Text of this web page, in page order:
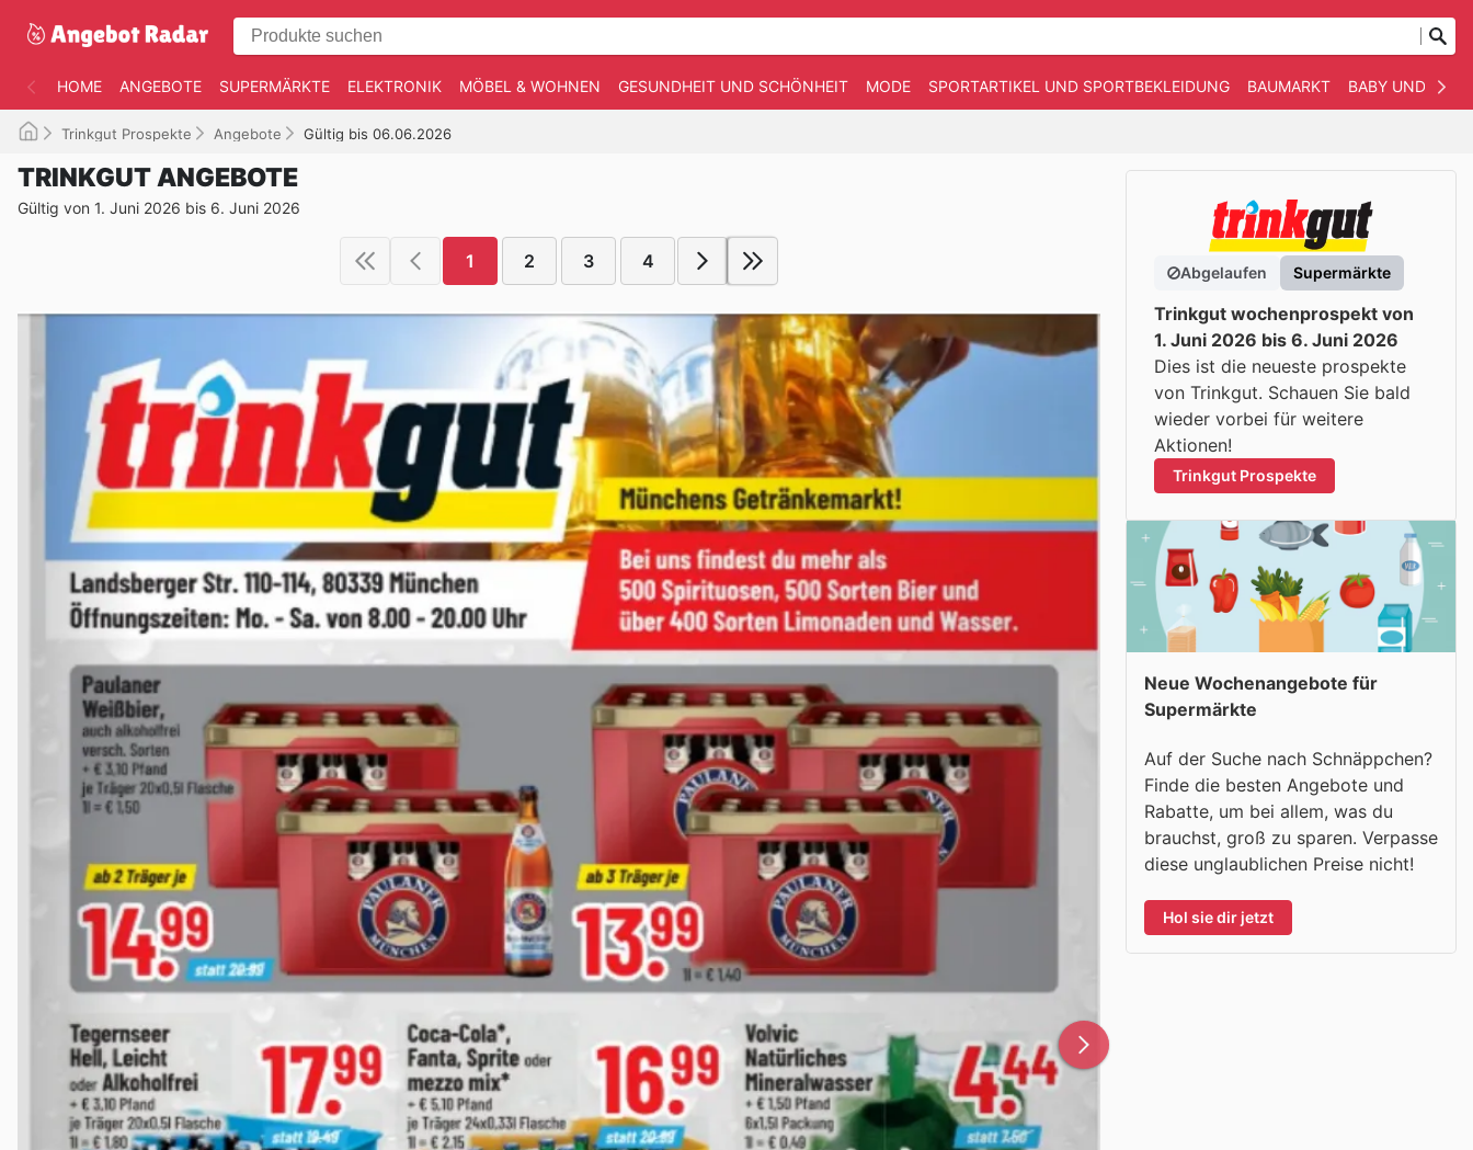
HOME ANGEBOTE SUPERMÄRKTE ELEKTRONIK MÖBEL & WOHNEN GESUNDHEIT UND SCHÖNHEIT MODE SPORTARTIKEL UND SPORTBEKLEIDUNG BAUMARKT BABY UND KIND
Trinkgut Prospekte Angebote Gültig bis 06.06.2026
TRINKGUT ANGEBOTE
Gültig von 1. Juni 2026 bis 6. Juni 2026
1 2 3 4
Abgelaufen Supermärkte
Trinkgut wochenprospekt von
1. Juni 2026 bis 6. Juni 2026
Dies ist die neueste prospekte
von Trinkgut. Schauen Sie bald
wieder vorbei für weitere
Aktionen!
Trinkgut Prospekte
Neue Wochenangebote für
Supermärkte
Auf der Suche nach Schnäppchen?
Finde die besten Angebote und
Rabatte, um bei allem, was du
brauchst, groß zu sparen. Verpasse
diese unglaublichen Preise nicht!
Hol sie dir jetzt